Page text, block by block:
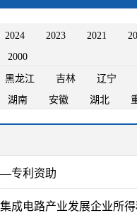
2024 2023 2021
2000
黑龙江 吉林
辽宁
湖南 安徽 湖北
专利资助
成电路产业发展企业所